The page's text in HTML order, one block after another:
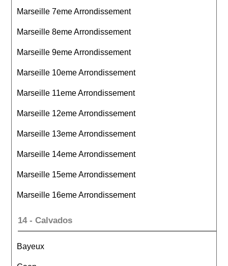
Marseille 7eme Arrondissement
Marseille 8eme Arrondissement
Marseille 9eme Arrondissement
Marseille 10eme Arrondissement
Marseille 11eme Arrondissement
Marseille 12eme Arrondissement
Marseille 13eme Arrondissement
Marseille 14eme Arrondissement
Marseille 15eme Arrondissement
Marseille 16eme Arrondissement
14 - Calvados
Bayeux